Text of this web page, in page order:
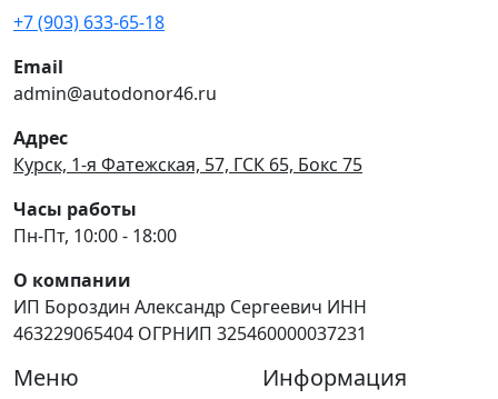
+7 (903) 633-65-18
Email
admin@autodonor46.ru
Адрес
Курск, 1-я Фатежская, 57, ГСК 65, Бокс 75
Часы работы
Пн-Пт, 10:00 - 18:00
О компании
ИП Бороздин Александр Сергеевич ИНН
463229065404 ОГРНИП 325460000037231
Меню Информация